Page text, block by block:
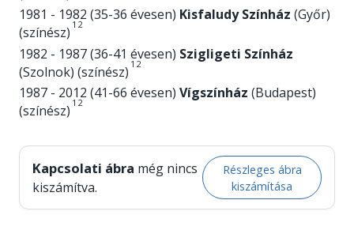
1981 - 1982 (35-36 évesen) Kisfaludy Színház (Győr)
(színész) 1 2
1982 - 1987 (36-41 évesen) Szigligeti Színház
(Szolnok) (színész) 1 2
1987 - 2012 (41-66 évesen) Vígszínház (Budapest)
(színész) 1 2
Kapcsolati ábra még nincs
kiszámítva.
Részleges ábra
kiszámítása